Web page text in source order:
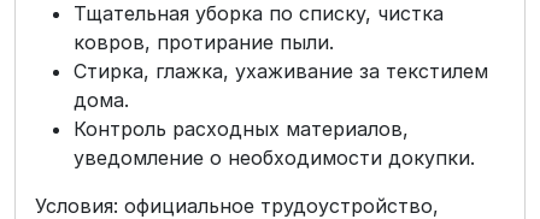
Тщательная уборка по списку, чистка
ковров, протирание пыли.
Стирка, глажка, ухаживание за текстилем
дома.
Контроль расходных материалов,
уведомление о необходимости докупки.
Условия: официальное трудоустройство,